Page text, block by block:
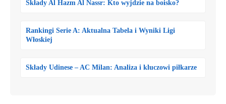
Składy Al Hazm Al Nassr: Kto wyjdzie na boisko?
Rankingi Serie A: Aktualna Tabela i Wyniki Ligi
Włoskiej
Składy Udinese – AC Milan: Analiza i kluczowi piłkarze